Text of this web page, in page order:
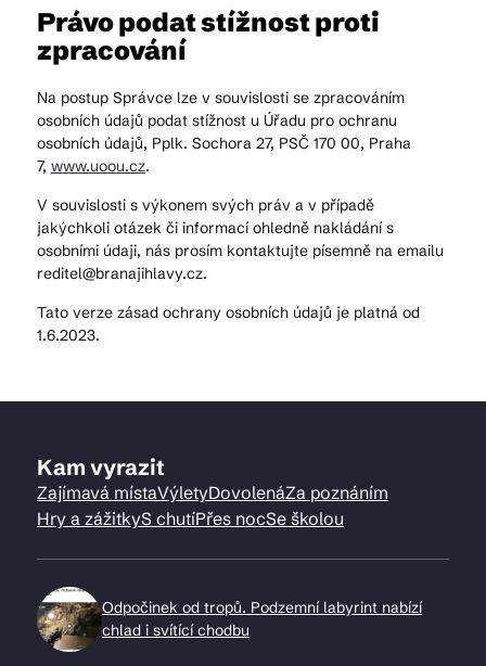
Právo podat stížnost proti
zpracování
Na postup Správce lze v souvislosti se zpracováním
osobních údajů podat stížnost u Úřadu pro ochranu
osobních údajů, Pplk. Sochora 27, PSČ 170 00, Praha
7, www.uoou.cz.
V souvislosti s výkonem svých práv a v případě
jakýchkoli otázek či informací ohledně nakládání s
osobními údaji, nás prosím kontaktujte písemně na emailu
reditel@branajihlavy.cz.
Tato verze zásad ochrany osobních údajů je platná od
1.6.2023.
Kam vyrazit
Zajímavá místaVýletyDovolenáZa poznáním
Hry a zážitkyS chutíPřes nocSe školou
Odpočinek od tropů. Podzemní labyrint nabízí
chlad i svítící chodbu